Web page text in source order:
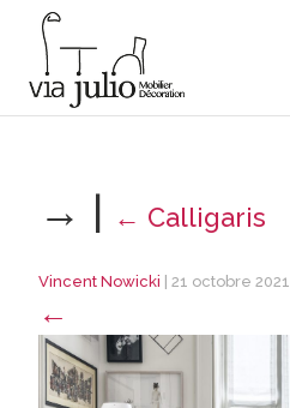
→ | ← Calligaris
Vincent Nowicki 21 octobre 2021
←